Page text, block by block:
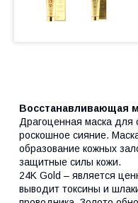
Восстанавливающая
Драгоценная маска для
роскошное сияние.
образование кожных
защитные силы кожи.
24K Gold – является
выводит токсины и